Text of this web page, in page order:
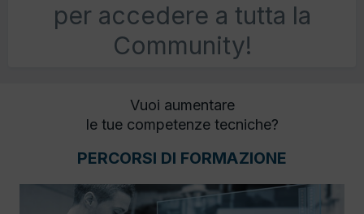
per accedere a tutta la
Community!
Vuoi aumentare
le tue competenze tecniche?
PERCORSI DI FORMAZIONE